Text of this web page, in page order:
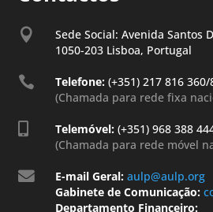

Sede Social: Avenida Santos
1050-203 Lisboa, Portugal
 Telefone: (+351) 217 816 360/
(Chamada para rede fixa
Telemóvel: (+351) 968 388
(Chamada para rede móvel
 E-mail Geral: aulp@aulp.org
Gabinete de Comunicação:
Departamento Financeiro: